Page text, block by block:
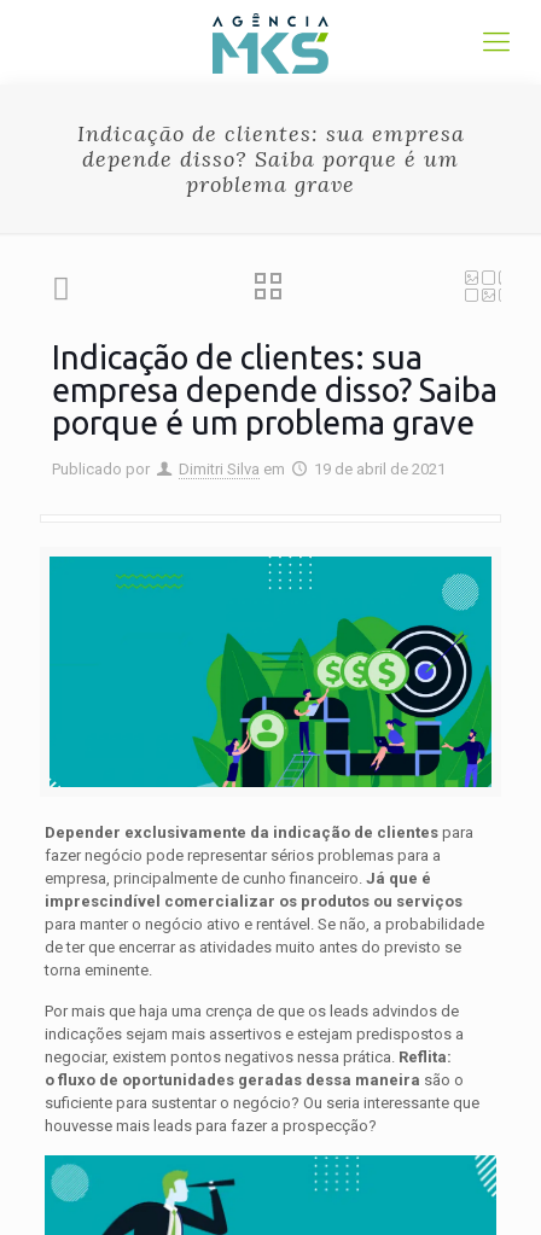
Indicação de clientes: sua empresa
depende disso? Saiba porque é um
problema grave
Indicação de clientes: sua
empresa depende disso? Saiba
porque é um problema grave
Publicado por Dimitri Silva em 19 de abril de 2021
Depender exclusivamente da indicação de clientespara
fazer negócio pode representar sérios problemas para a
empresa, principalmente de cunho financeiro. Já que é
imprescindível comercializar os produtos ou serviços
para manter o negócio ativo e rentável. Se não, a probabilidade
de ter que encerrar as atividades muito antes do previsto se
torna eminente.
Por mais que haja uma crença de que os leads advindos de
indicações sejam mais assertivos e estejam predispostos a
negociar, existem pontos negativos nessa prática. Reflita:
o fluxo de oportunidades geradas dessa maneira são o
suficiente para sustentar o negócio? Ou seria interessante que
houvesse mais leads para fazer a prospecção?